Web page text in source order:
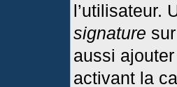
l’utilisateur.
signature
aussi
activant la